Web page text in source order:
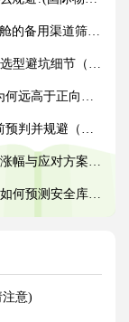
跨境电商卖家请注意）
物流干货知识分享）
境电商卖家请注意）
商干货知识分享）
境电商卖家请注意）
境物流干货在分享）
意)